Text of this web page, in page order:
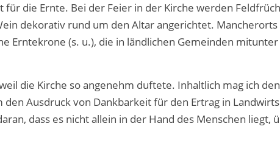
die Ernte. Bei der Feier in der Kirche werden
dekorativ rund um den Altar angerichtet. Mancherorts
Erntekrone (s. u.), die in ländlichen Gemeinden
die Kirche so angenehm duftete. Inhaltlich mag ich den
Ausdruck von Dankbarkeit für den Ertrag in
dass es nicht allein in der Hand des Menschen liegt,